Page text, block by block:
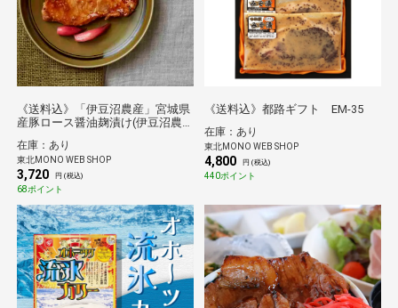
《送料込》「伊豆沼農産」宮城県
産豚ロース醤油麹漬け(伊豆沼農
在庫：あり
東北MONO WEB SHOP
3,720 円 (税込)
68ポイント
《送料込》都路ギフト EM-35
在庫：あり
東北MONO WEB SHOP
4,800 円 (税込)
440ポイント